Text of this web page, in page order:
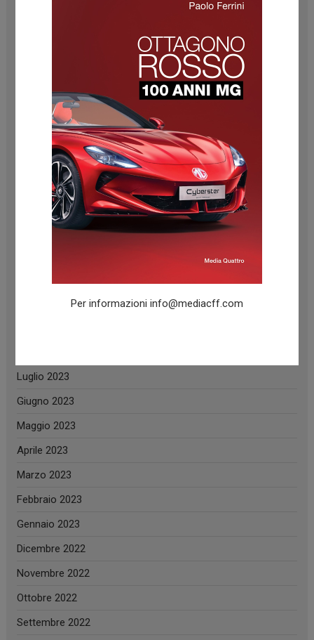
Giugno 2024
Maggio 2024
Aprile 2024
Marzo 2024
Febbraio 2024
Gennaio 2024
Ottobre 2023
Luglio 2023
Giugno 2023
Maggio 2023
Aprile 2023
Marzo 2023
Febbraio 2023
Gennaio 2023
Dicembre 2022
Novembre 2022
Ottobre 2022
Settembre 2022
Per informazioni info@mediacff.com